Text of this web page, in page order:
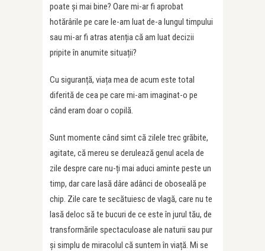
poate și mai bine? Oare mi-ar fi aprobat
hotărârile pe care le-am luat de-a lungul timpului
sau mi-ar fi atras atenția că am luat decizii
pripite în anumite situații?
Cu siguranță, viața mea de acum este total
diferită de cea pe care mi-am imaginat-o pe
când eram doar o copilă.
Sunt momente când simt că zilele trec grăbite,
agitate, că mereu se derulează genul acela de
zile despre care nu-ți mai aduci aminte peste un
timp, dar care lasă dâre adânci de oboseală pe
chip. Zile care te secătuiesc de vlagă, care nu te
lasă deloc să te bucuri de ce este în jurul tău, de
transformările spectaculoase ale naturii sau pur
și simplu de miracolul că suntem în viață. Mi se